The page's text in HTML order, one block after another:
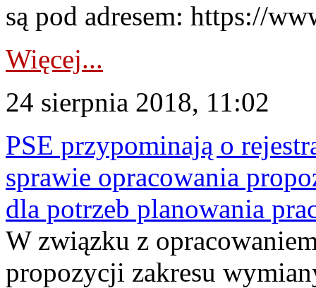
są pod adresem: https://
Więcej...
24 sierpnia 2018, 11:02
PSE przypominają o
sprawie opracowania
dla potrzeb planowania
W związku z
propozycji zakresu